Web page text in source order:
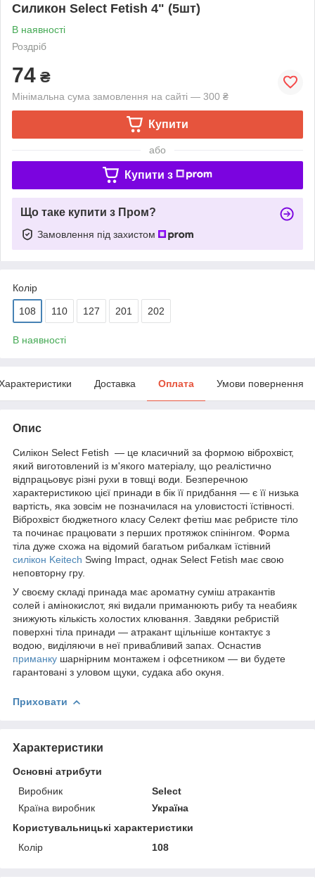
Силикон Select Fetish 4" (5шт)
В наявності
Роздріб
74 ₴
Мінімальна сума замовлення на сайті — 300 ₴
Купити
або
Купити з
Що таке купити з Пром?
Замовлення під захистом
Колір
108 110 127 201 202
В наявності
Доставка Оплата Умови повернення
Опис
Силікон Select Fetish — це класичний за формою віброхвіст,
який виготовлений із м'якого матеріалу, що реалістично
відпрацьовує різні рухи в товщі води. Безперечною
характеристикою цієї принади в бік її придбання — є її низька
вартість, яка зовсім не позначилася на уловистості їстівності.
Віброхвіст бюджетного класу Селект фетіш має ребристе тіло
та починає працювати з перших протяжок спінінгом. Форма
тіла дуже схожа на відомий багатьом рибалкам їстівний
силікон Keitech Swing Impact, однак Select Fetish має свою
неповторну гру.
У своєму складі принада має ароматну суміш атракантів
солей і амінокислот, які видали приманюють рибу та неабияк
знижують кількість холостих клювання. Завдяки ребристій
поверхні тіла принади — атракант щільніше контактує з
водою, виділяючи в неї привабливий запах. Оснастив
приманку шарнірним монтажем і офсетником — ви будете
гарантовані з уловом щуки, судака або окуня.
Приховати
Характеристики
Основні атрибути
Виробник
Select
Країна виробник
Україна
Користувальницькі характеристики
Колір
108